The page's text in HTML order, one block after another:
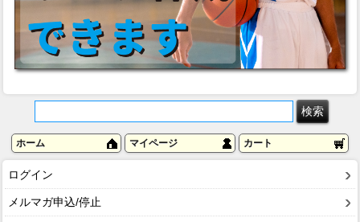
ホーム マイページ カート
ログイン
メルマガ申込/停止